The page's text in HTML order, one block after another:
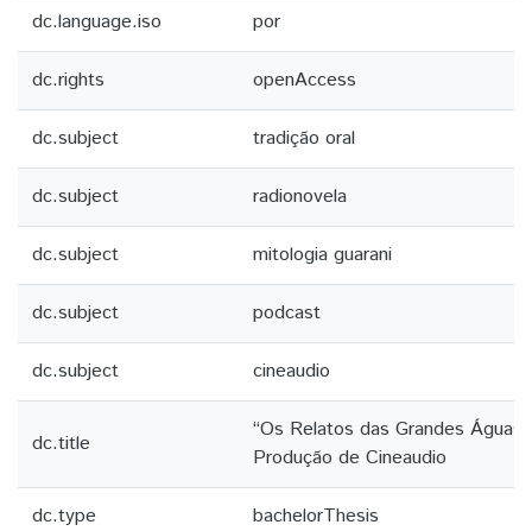
dc.language.iso por
dc.rights openAccess
dc.subject tradição oral
dc.subject radionovela
dc.subject mitologia guarani
dc.subject podcast
dc.subject cineaudio
dc.title
“Os Relatos das Grandes
Produção de Cineaudio
dc.type bachelorThesis